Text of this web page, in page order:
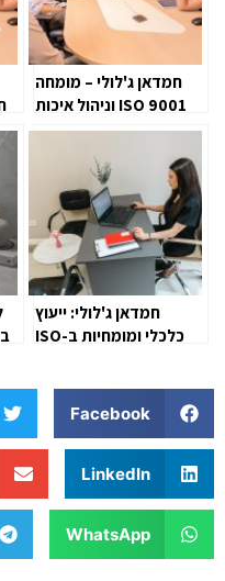
חמדאן ג'לולי – מומחה
ISO 9001 וניהול איכות
חמדאן ג'לולי: ייעוץ
כלכלי ומומחיות ב-ISO
Facebook
LinkedIn
WhatsApp